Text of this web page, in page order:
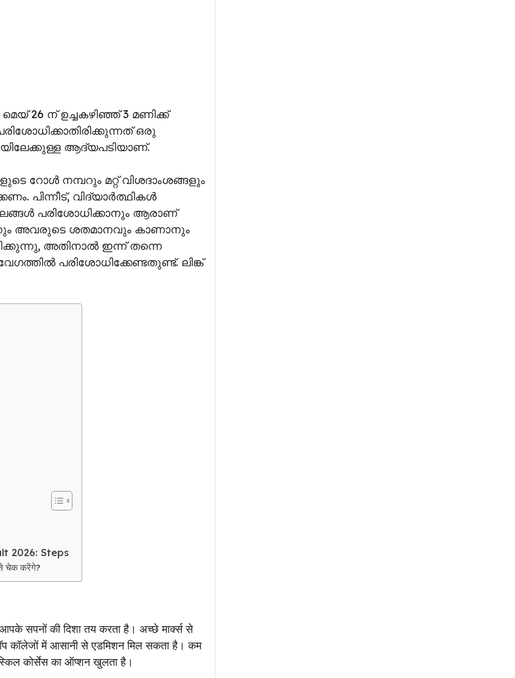
26 ന് ഉച്ചകഴിഞ്ഞ് 3 മണിക്ക്
ഒരു
ആദ്യപടിയാണ്.
റോൾ നമ്പറും മറ്റ് വിശദാംശങ്ങളും
പിന്നീട്, വിദ്യാർത്ഥികൾ
പരിശോധിക്കാനും ആരാണ്
അവരുടെ ശതമാനവും കാണാനും
അതിനാൽ ഇന്ന് തന്നെ
പരിശോധിക്കേണ്ടതുണ്ട്. ലിങ്ക്
2026: Steps
चेक करेंगे?
सपनों की दिशा तय करता है। अच्छे मार्क्स से
कॉलेजों में आसानी से एडमिशन मिल सकता है। कम
स्किल कोर्सेस का ऑप्शन खुलता है।